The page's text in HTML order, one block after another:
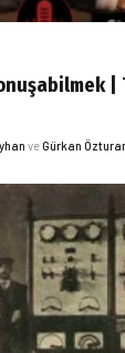
|
veGürkan